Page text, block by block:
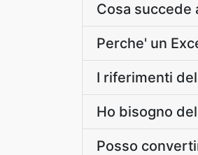
Cosa succede
Perche' un
I riferimenti
Ho bisogno
Posso